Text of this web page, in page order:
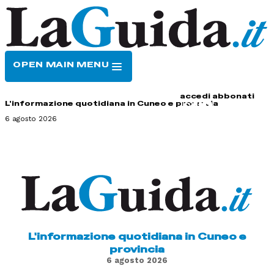
OPEN MAIN MENU
accedi abbonati
L'informazione quotidiana in Cuneo e provincia
6 agosto 2026
L'informazione quotidiana in Cuneo e
provincia
6 agosto 2026